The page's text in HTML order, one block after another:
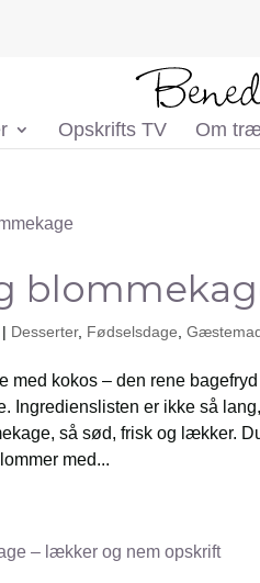
Opskrifts TV Om
| Desserter, Fødselsdage
med kokos – den rene
Ingredienslisten er ikke så
så sød, frisk og lækker.
med...